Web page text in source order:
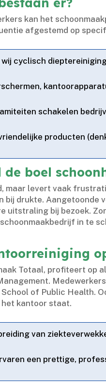
kan het
afgestemd op
cyclisch
schakelen
producten
boel
maar levert vaak
drukte.​ Aangetoonde
uitstraling bij bezoek.​
in te
Totaal, profiteert op
of Public Health.​
het kantoor staat.​
van
een prettige,